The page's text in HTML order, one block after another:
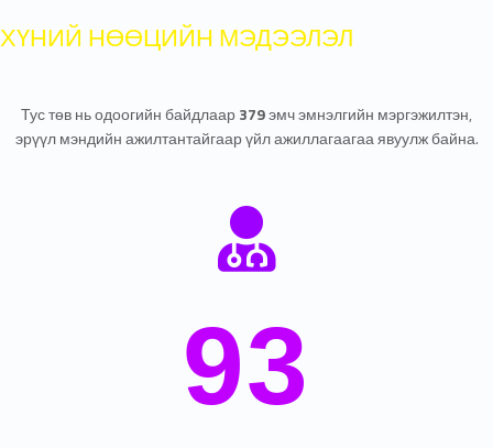
ХҮНИЙ НӨӨЦИЙН МЭДЭЭЛЭЛ
Тус төв нь одоогийн байдлаар379эмч эмнэлгийн мэргэжилтэн,
эрүүл мэндийн ажилтантайгаар үйл ажиллагаагаа явуулж байна.
93